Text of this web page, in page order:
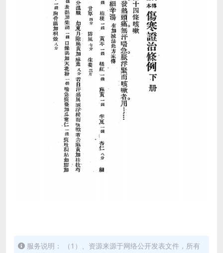
服务说明： （1）、资源来源于网络公开发表文件，所有